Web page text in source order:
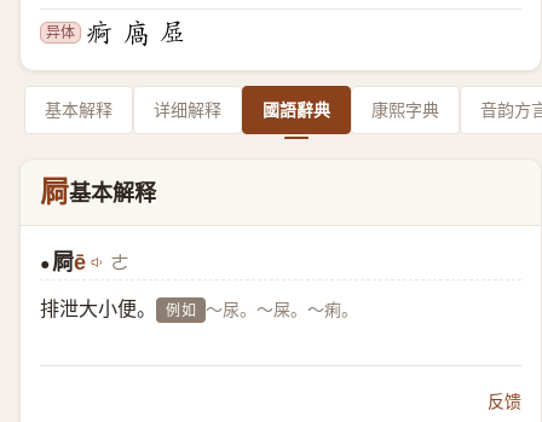
异体
基本解释 详细解释 國語辭典 康熙字典 音韵方
屙基本解释
● 屙ē ㄜ
排泄大小便。 例如 ～尿。～屎。～痢。
反馈